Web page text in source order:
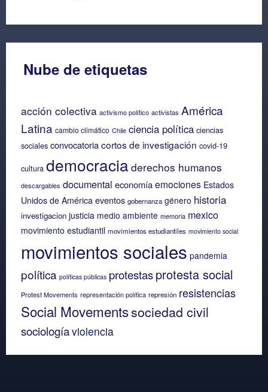
Nube de etiquetas
acción colectiva activismo político activistas América
Latina cambio climático Chile ciencia política ciencias
sociales convocatoriacortos de investigación covid-19
cultura democracia derechos humanos
descargables documental economíaemociones Estados
Unidos de América eventos gobernanza género historia
investigacion justicia medio ambiente memoria mexico
movimiento estudiantil movimientos estudiantiles movimiento social
movimientos sociales pandemia
política políticas públicas protestasprotesta social
Protest Movements representación política represión resistencias
Social Movementssociedad civil
sociologíaviolencia